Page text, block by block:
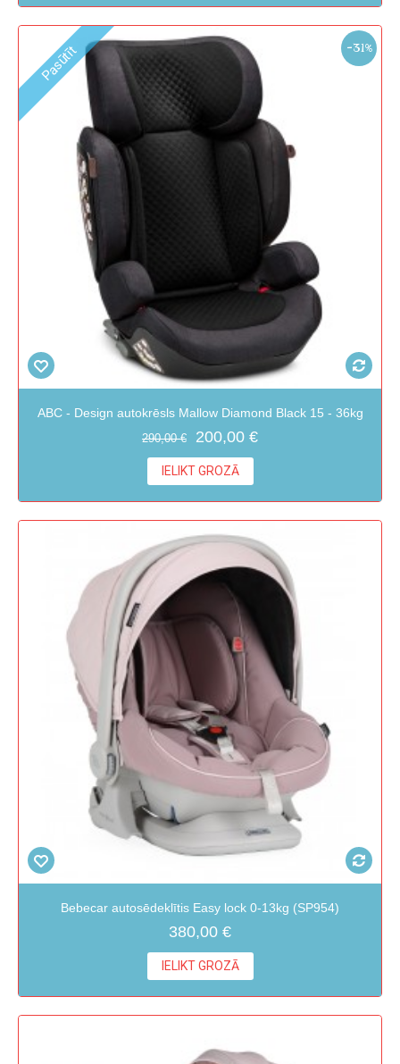
-31%
Pasūtīt
ABC - Design autokrēsls Mallow Diamond Black 15 - 36kg
290,00 € 200,00 €
IELIKT GROZĀ
Bebecar autosēdeklītis Easy lock 0-13kg (SP954)
380,00 €
IELIKT GROZĀ